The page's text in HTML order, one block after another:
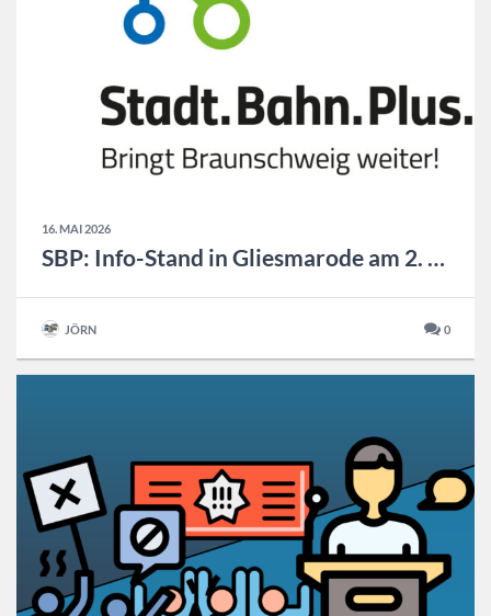
16. MAI 2026
SBP: Info-Stand in Gliesmarode am 2. Juni und 23. Juni
JÖRN 0